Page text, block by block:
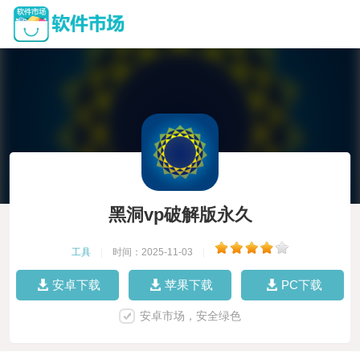
黑洞vp破解版永久
工具 时间：2025-11-03
安卓下载 苹果下载 PC下载
安卓市场，安全绿色